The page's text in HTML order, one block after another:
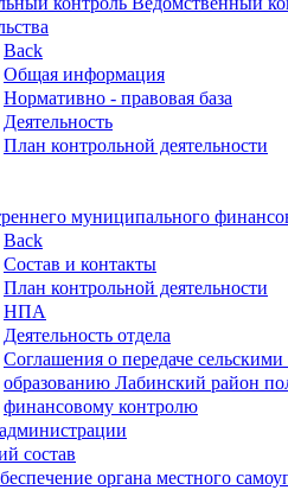
Back
Общая информация
Нормативно - правовая база
Деятельность
План контрольной деятельности
муниципального
Back
Состав и контакты
План контрольной деятельности
НПА
Деятельность отдела
Соглашения о передаче
образованию Лабинский район
финансовому контролю
состав
органа местного